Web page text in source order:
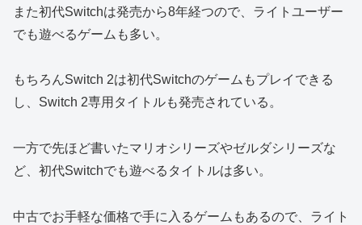
また初代Switchは発売から8年経つので、ライトユーザー
でも遊べるゲームも多い。
もちろんSwitch 2は初代Switchのゲームもプレイできる
し、Switch 2専用タイトルも発売されている。
一方で先ほど書いたマリオシリーズやゼルダシリーズな
ど、初代Switchでも遊べるタイトルは多い。
中古でお手軽な価格で手に入るゲームもあるので、ライト